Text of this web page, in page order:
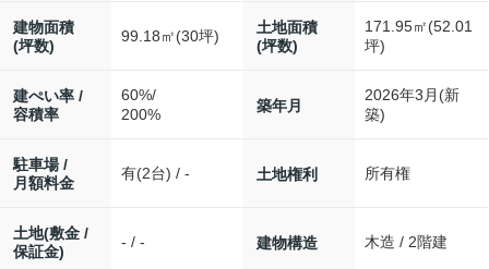
建物面積
(坪数)
99.18㎡(30坪)
土地面積
(坪数)
171.95㎡(52.01
坪)
建ぺい率 /
容積率
60%/
200%
築年月
2026年3月(新
築)
駐車場 /
月額料金
有(2台) / - 土地権利 所有権
土地(敷金 /
保証金)
- / - 建物構造 木造 / 2階建